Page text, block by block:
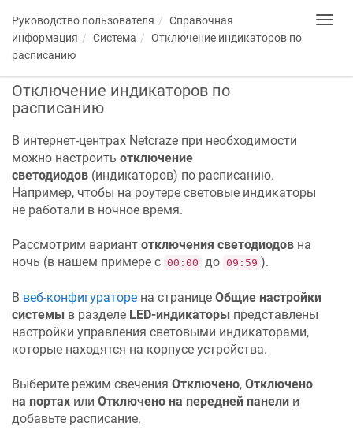
Руководство пользователя
Справочная
информация
Система
Отключение индикаторов по
расписанию
Отключение индикаторов по
расписанию
В интернет-центрах Netcraze при необходимости
можно настроить отключение
светодиодов (индикаторов) по расписанию.
Например, чтобы на роутере световые индикаторы
не работали в ночное время.
Рассмотрим вариант отключения светодиодов на
ночь (в нашем примере с 00:00 до 09:59 ).
В веб-конфигураторе на странице Общие настройки
системы в разделе LED-индикаторы представлены
настройки управления световыми индикаторами,
которые находятся на корпусе устройства.
Выберите режим свечения Отключено, Отключено
на портах или Отключено на передней панели и
добавьте расписание.